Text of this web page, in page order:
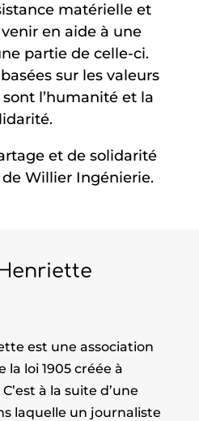
matérielle et
en aide à une
partie de celle-ci.
sur les valeurs
l’humanité et la
et de solidarité
de Willier Ingénierie.
est une association
loi 1905 créée à
à la suite d’une
laquelle un journaliste